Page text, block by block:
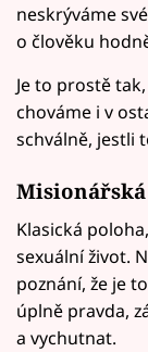
neskrýváme
o člověku
Je to prostě
chováme i v
schválně, jestli
Klasická
sexuální život.
poznání, že je
úplně pravda,
a vychutnat.